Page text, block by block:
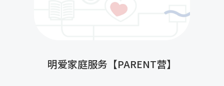
明爱家庭服务【PARENT营】